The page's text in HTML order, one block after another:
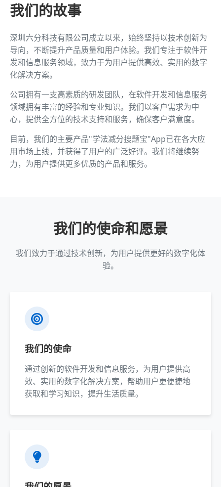
我们的故事
深圳六分科技有限公司成立以来，始终坚持以技术创新为
导向，不断提升产品质量和用户体验。我们专注于软件开
发和信息服务领域，致力于为用户提供高效、实用的数字
化解决方案。
公司拥有一支高素质的研发团队，在软件开发和信息服务
领域拥有丰富的经验和专业知识。我们以客户需求为中
心，提供全方位的技术支持和服务，确保客户满意度。
目前，我们的主要产品"学法减分搜题宝"App已在各大应
用市场上线，并获得了用户的广泛好评。我们将继续努
力，为用户提供更多优质的产品和服务。
我们的使命和愿景
我们致力于通过技术创新，为用户提供更好的数字化体
验。
我们的使命
通过创新的软件开发和信息服务，为用户提供高
效、实用的数字化解决方案，帮助用户更便捷地
获取和学习知识，提升生活质量。